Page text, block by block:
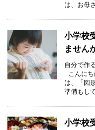
は、お母
小学校
ません
自分で作
こんに
は、「図
準備もし
小学校